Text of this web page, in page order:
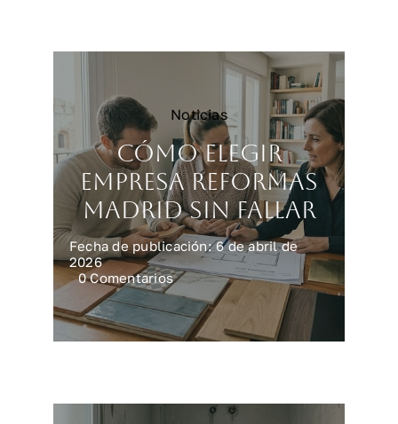
casa
Noticias
Cómo elegir
empresa reformas
Madrid sin fallar
Fecha de publicación: 6 de abril de
2026
0 Comentarioson
Cómo
elegir
empresa
reformas